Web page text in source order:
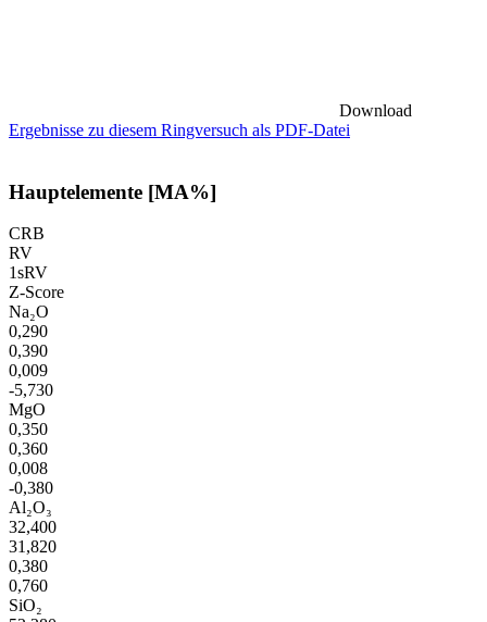
Download
Ergebnisse zu diesem Ringversuch als PDF-Datei
Hauptelemente [MA%]
CRB
RV
1sRV
Z-Score
Na₂O
0,290
0,390
0,009
-5,730
MgO
0,350
0,360
0,008
-0,380
Al₂O₃
32,400
31,820
0,380
0,760
SiO₂